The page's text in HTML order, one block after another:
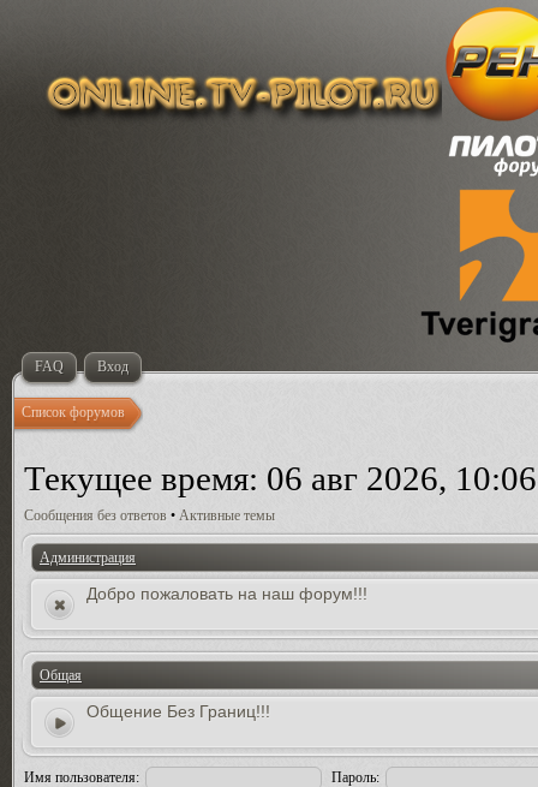
FAQ Вход
Список форумов
Текущее время: 06 авг 2026, 10:06
Сообщения без ответов • Активные темы
Администрация
Добро пожаловать на наш форум!!!
Общая
Общение Без Границ!!!
Имя пользователя: Пароль: